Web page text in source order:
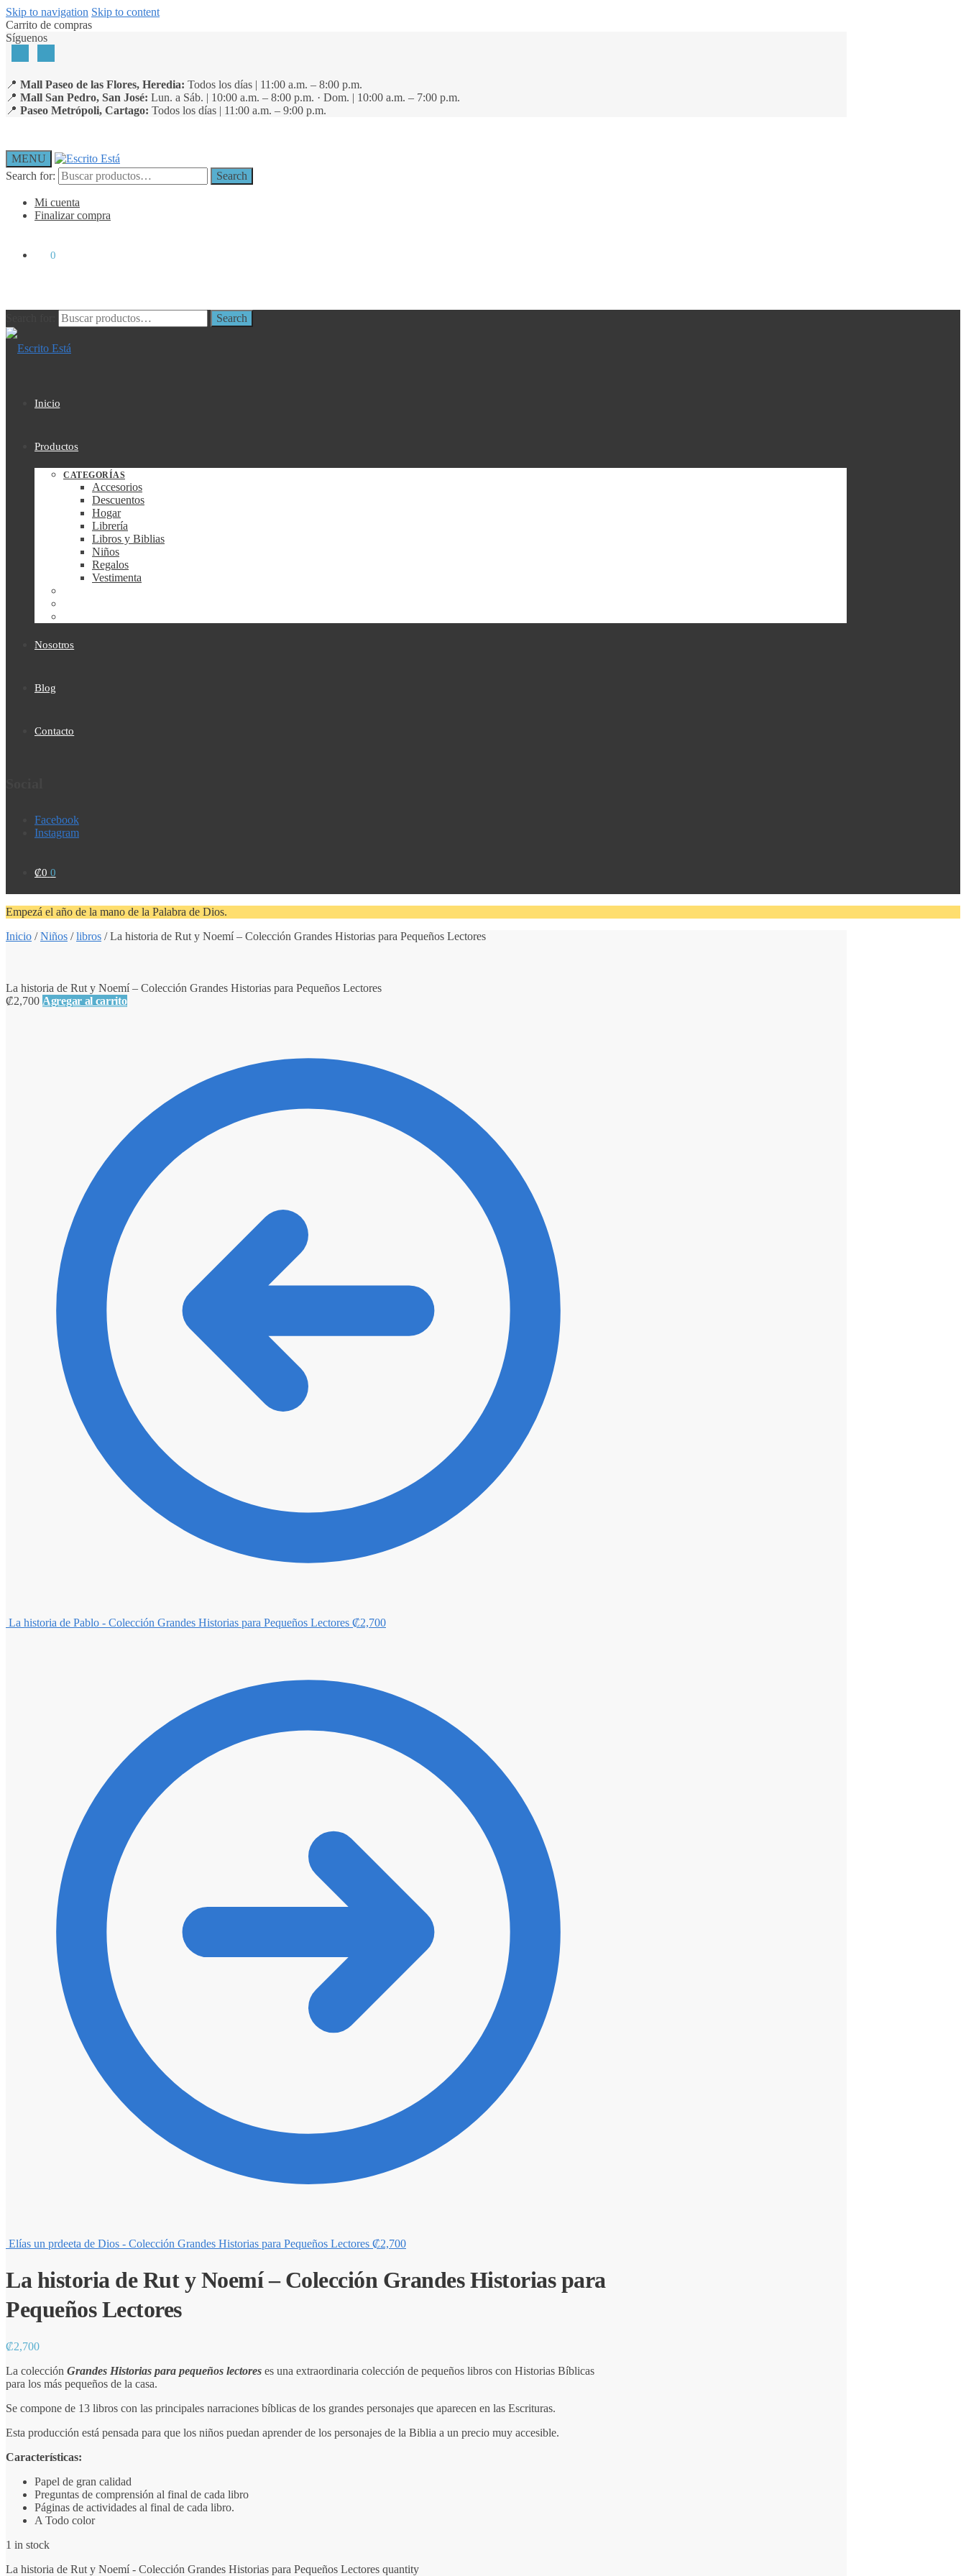
Skip to navigation Skip to content
Carrito de compras
Síguenos
📍 Mall Paseo de las Flores, Heredia: Todos los días | 11:00 a.m. – 8:00 p.m.
📍 Mall San Pedro, San José: Lun. a Sáb. | 10:00 a.m. – 8:00 p.m. · Dom. | 10:00 a.m. – 7:00 p.m.
📍 Paseo Metrópoli, Cartago: Todos los días | 11:00 a.m. – 9:00 p.m.
MENU
Search for:
Search
Mi cuenta
Finalizar compra
0
Search
Inicio
Productos
CATEGORÍAS
Accesorios
Descuentos
Hogar
Librería
Libros y Biblias
Niños
Regalos
Vestimenta
Nosotros
Blog
Contacto
Facebook
Instagram
₡0 0
Empezá el año de la mano de la Palabra de Dios.
Inicio /Niños /libros /La historia de Rut y Noemí – Colección Grandes Historias para Pequeños Lectores
La historia de Rut y Noemí – Colección Grandes Historias para Pequeños Lectores
₡2,700 Agregar al carrito
La historia de Pablo - Colección Grandes Historias para Pequeños Lectores ₡2,700
Elías un prdeeta de Dios - Colección Grandes Historias para Pequeños Lectores ₡2,700
La historia de Rut y Noemí – Colección Grandes Historias para
Pequeños Lectores
₡2,700
La colección Grandes Historias para pequeños lectores es una extraordinaria colección de pequeños libros con Historias Bíblicas
para los más pequeños de la casa.
Se compone de 13 libros con las principales narraciones bíblicas de los grandes personajes que aparecen en las Escrituras.
Esta producción está pensada para que los niños puedan aprender de los personajes de la Biblia a un precio muy accesible.
Características:
Papel de gran calidad
Preguntas de comprensión al final de cada libro
Páginas de actividades al final de cada libro.
A Todo color
1 in stock
La historia de Rut y Noemí - Colección Grandes Historias para Pequeños Lectores quantity